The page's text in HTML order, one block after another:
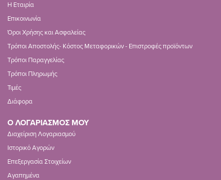
Η Εταιρία
Επικοινωνία
Όροι Χρήσης και Ασφαλείας
Τρόποι Αποστολής- Κόστος Μεταφορικών - Επιστροφές προϊόντων
Τρόποι Παραγγελίας
Τρόποι Πληρωμής
Τιμές
Διάφορα
Ο ΛΟΓΑΡΙΑΣΜΟΣ ΜΟΥ
Διαχείριση Λογαριασμού
Ιστορικό Αγορών
Επεξεργασία Στοιχείων
Αγαπημένα